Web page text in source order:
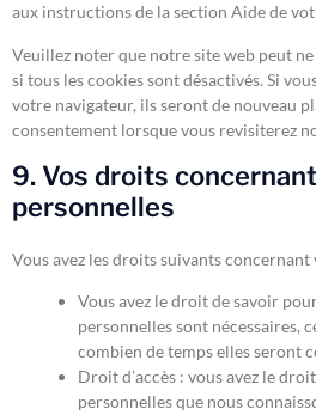
aux instructions de la section Aide de
Veuillez noter que notre site web peut
si tous les cookies sont désactivés. Si
votre navigateur, ils seront de nouveau
consentement lorsque vous revisiterez
9. Vos droits
personnelles
Vous avez les droits suivants concernant
Vous avez le droit de savoir
personnelles sont nécessaires,
combien de temps elles seront
Droit d’accès : vous avez le
personnelles que nous